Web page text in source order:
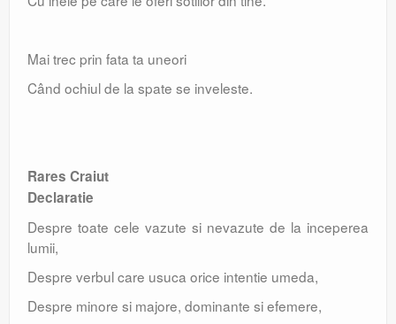
Mai trec prin fata ta uneori
Când ochiul de la spate se inveleste.
Rares Craiut
Declaratie
Despre toate cele vazute si nevazute de la inceperea
lumii,
Despre verbul care usuca orice intentie umeda,
Despre minore si majore, dominante si efemere,